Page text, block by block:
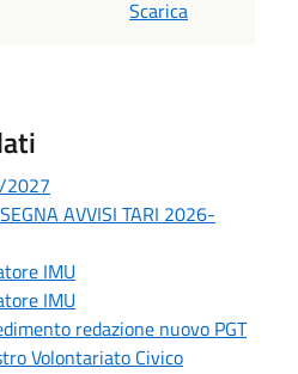
Scarica
2027
AVVISI TARI 2026-
IMU
IMU
redazione nuovo PGT
Volontariato Civico